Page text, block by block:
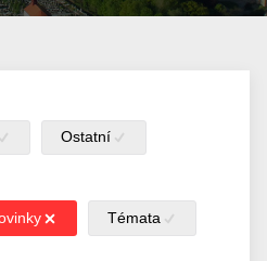
Ostatní
Témata